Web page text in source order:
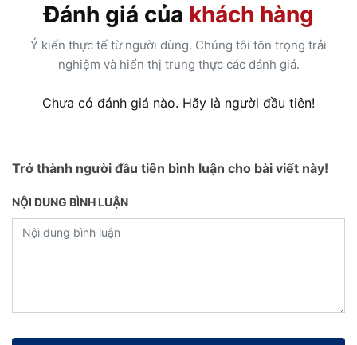
Đánh giá của khách hàng
Ý kiến thực tế từ người dùng. Chúng tôi tôn trọng trải
nghiệm và hiển thị trung thực các đánh giá.
Chưa có đánh giá nào. Hãy là người đầu tiên!
Trở thành người đầu tiên bình luận cho bài viết này!
NỘI DUNG BÌNH LUẬN